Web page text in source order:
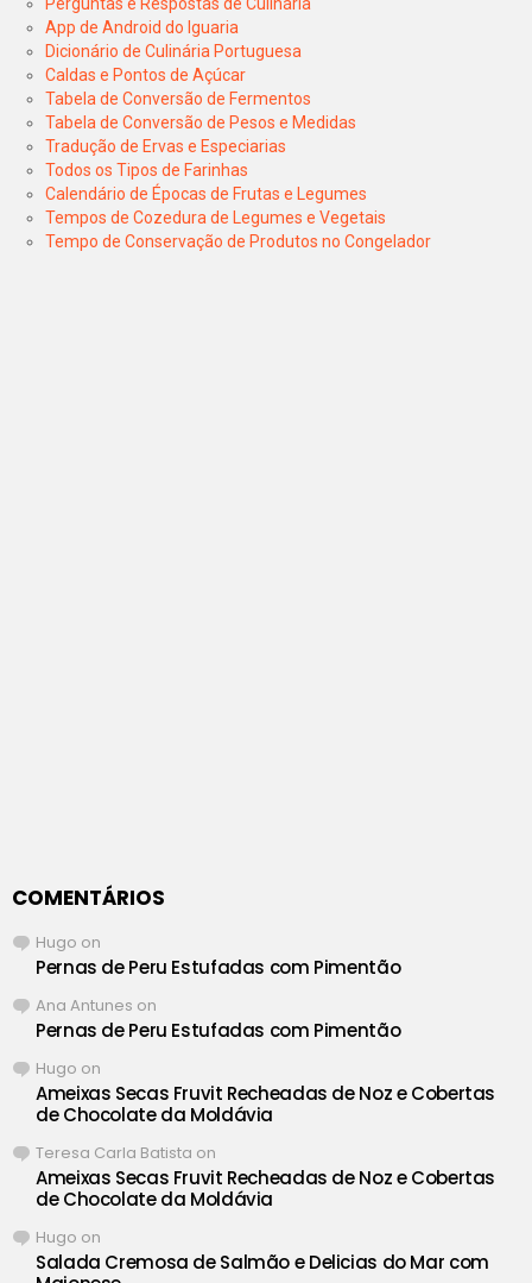
Perguntas e Respostas de Culinária
App de Android do Iguaria
Dicionário de Culinária Portuguesa
Caldas e Pontos de Açúcar
Tabela de Conversão de Fermentos
Tabela de Conversão de Pesos e Medidas
Tradução de Ervas e Especiarias
Todos os Tipos de Farinhas
Calendário de Épocas de Frutas e Legumes
Tempos de Cozedura de Legumes e Vegetais
Tempo de Conservação de Produtos no Congelador
COMENTÁRIOS
Hugo on
Pernas de Peru Estufadas com Pimentão
Ana Antunes on
Pernas de Peru Estufadas com Pimentão
Hugo on
Ameixas Secas Fruvit Recheadas de Noz e Cobertas
de Chocolate da Moldávia
Teresa Carla Batista on
Ameixas Secas Fruvit Recheadas de Noz e Cobertas
de Chocolate da Moldávia
Hugo on
Salada Cremosa de Salmão e Delicias do Mar com